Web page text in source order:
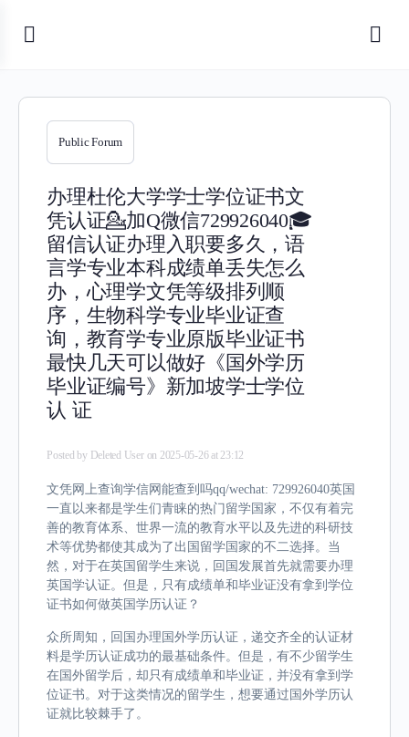
Public Forum
办理杜伦大学学士学位证书文
凭认证💁加Q微信729926040🎓
留信认证办理入职要多久，语
言学专业本科成绩单丢失怎么
办，心理学文凭等级排列顺
序，生物科学专业毕业证查
询，教育学专业原版毕业证书
最快几天可以做好《国外学历
毕业证编号》新加坡学士学位
认 证
Posted by Deleted User on 2025-05-26 at 23:12
文凭网上查询学信网能查到吗qq/wechat: 729926040英国
一直以来都是学生们青睐的热门留学国家，不仅有着完
善的教育体系、世界一流的教育水平以及先进的科研技
术等优势都使其成为了出国留学国家的不二选择。当
然，对于在英国留学生来说，回国发展首先就需要办理
英国学认证。但是，只有成绩单和毕业证没有拿到学位
证书如何做英国学历认证？
众所周知，回国办理国外学历认证，递交齐全的认证材
料是学历认证成功的最基础条件。但是，有不少留学生
在国外留学后，却只有成绩单和毕业证，并没有拿到学
位证书。对于这类情况的留学生，想要通过国外学历认
证就比较棘手了。